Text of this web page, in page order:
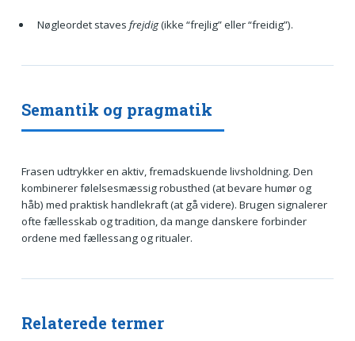
Nøgleordet staves frejdig(ikke “frejlig” eller “freidig”).
Semantik og pragmatik
Frasen udtrykker en aktiv, fremadskuende livsholdning. Den
kombinerer følelsesmæssig robusthed (at bevare humør og
håb) med praktisk handlekraft (at gå videre). Brugen signalerer
ofte fællesskab og tradition, da mange danskere forbinder
ordene med fællessang og ritualer.
Relaterede termer